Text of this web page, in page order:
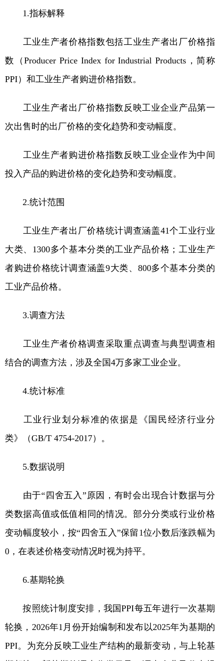
1.指标解释
工业生产者价格指数包括工业生产者出厂价格指
数（Producer Price Index for Industrial Products，简称
PPI）和工业生产者购进价格指数。
工业生产者出厂价格指数反映工业企业产品第一
次出售时的出厂价格的变化趋势和变动幅度。
工业生产者购进价格指数反映工业企业作为中间
投入产品的购进价格的变化趋势和变动幅度。
2.统计范围
工业生产者出厂价格统计调查涵盖41个工业行业
大类、1300多个基本分类的工业产品价格；工业生产
者购进价格统计调查涵盖9大类、800多个基本分类的
工业产品价格。
3.调查方法
工业生产者价格调查采取重点调查与典型调查相
结合的调查方法，涉及全国4万多家工业企业。
4.统计标准
工业行业划分标准的依据是《国民经济行业分
类》（GB/T 4754-2017）。
5.数据说明
由于“四舍五入”原因，有时会出现合计数据与分
类数据高值或低值相同的情况。部分分类或行业价格
变动幅度较小，按“四舍五入”保留1位小数后涨跌幅为
0，在表述价格变动情况时视为持平。
6.基期轮换
按照统计制度安排，我国PPI每五年进行一次基期
轮换，2026年1月份开始编制和发布以2025年为基期的
PPI。为充分反映工业生产结构的最新变动，与上轮基